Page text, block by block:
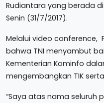
Rudiantara yang berada di
Senin (31/7/2017).
Melalui video conference,
bahwa TNI menyambut
Kementerian Kominfo
mengembangkan TIK
“Saya atas nama seluruh